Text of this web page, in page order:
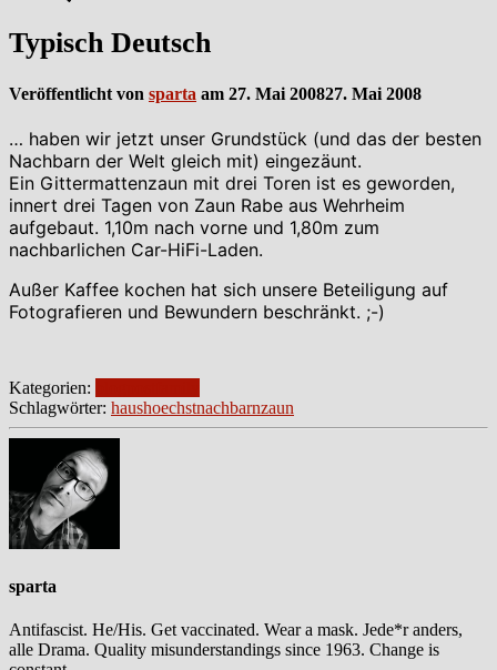
Typisch Deutsch
Veröffentlicht von sparta am 27. Mai 200827. Mai 2008
… haben wir jetzt unser Grundstück (und das der besten
Nachbarn der Welt gleich mit) eingezäunt.
Ein Gittermattenzaun mit drei Toren ist es geworden,
innert drei Tagen von Zaun Rabe aus Wehrheim
aufgebaut. 1,10m nach vorne und 1,80m zum
nachbarlichen Car-HiFi-Laden.
Außer Kaffee kochen hat sich unsere Beteiligung auf
Fotografieren und Bewundern beschränkt. ;-)
Kategorien:
Schlagwörter: haushoechstnachbarnzaun
sparta
Antifascist. He/His. Get vaccinated. Wear a mask. Jede*r anders,
alle Drama. Quality misunderstandings since 1963. Change is